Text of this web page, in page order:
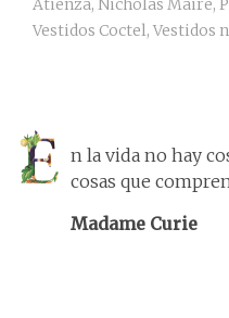
Atienza, Nicholas Maire,
Vestidos Coctel, Vestidos
n la vida no hay
cosas que
Madame Curie